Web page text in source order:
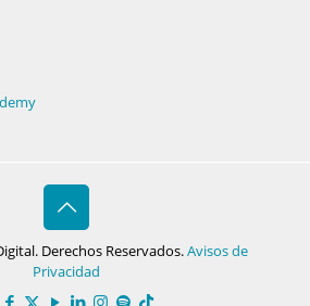
Derechos Reservados.Avisos de
Privacidad